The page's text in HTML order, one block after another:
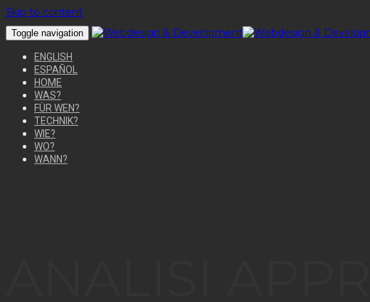
Skip to content
Toggle navigation
ENGLISH
ESPAÑOL
HOME
WAS?
FÜR WEN?
TECHNIK?
WIE?
WO?
WANN?